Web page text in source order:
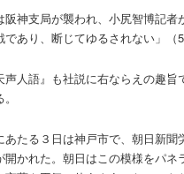
阪神支局が襲われ、小尻智博記
であり、断じてゆるされない」（
声人語』も社説に右ならえの趣
あたる３日は神戸市で、朝日新
開かれた。朝日はこの模様をパ